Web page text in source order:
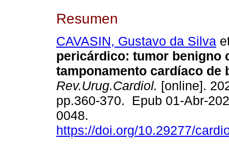
Resumen
CAVASIN, Gustavo da Silva
pericárdico: tumor benigno
tamponamento cardíaco de
Rev.Urug.Cardiol. [online].
pp.360-370. Epub 01-Abr-
0048.
https://doi.org/10.29277/